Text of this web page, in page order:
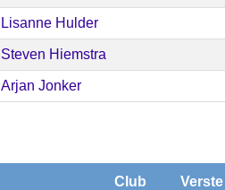
Lisanne Hulder
Steven Hiemstra
Arjan Jonker
Club Verste